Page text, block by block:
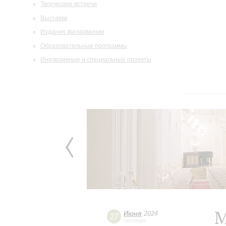
Творческие встречи
Выставки
Издания филармонии
Образовательные программы
Инклюзивные и специальные проекты
27 Июня 2024
четверг